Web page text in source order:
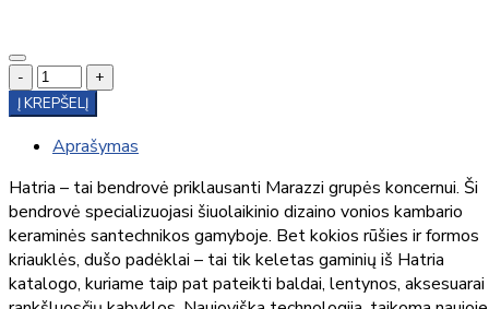
-
+
Į KREPŠELĮ
Aprašymas
Hatria – tai bendrovė priklausanti Marazzi grupės koncernui. Ši
bendrovė specializuojasi šiuolaikinio dizaino vonios kambario
keraminės santechnikos gamyboje. Bet kokios rūšies ir formos
kriauklės, dušo padėklai – tai tik keletas gaminių iš Hatria
katalogo, kuriame taip pat pateikti baldai, lentynos, aksesuarai